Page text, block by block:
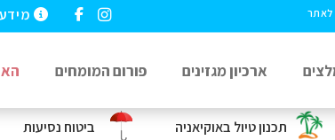
תכנון טיול באוקיאניה ביטוח נסיעות
ארכיון מגזינים פורום המומחים